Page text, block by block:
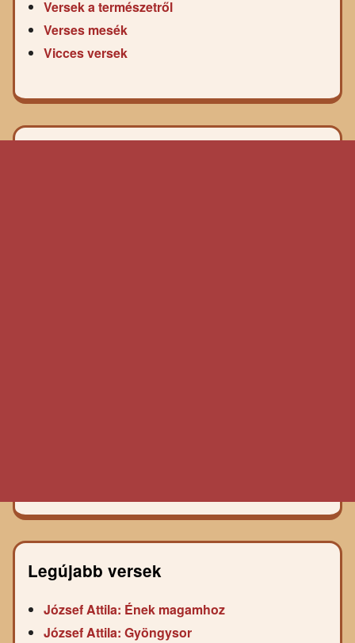
Versek a természetről
Verses mesék
Vicces versek
Legújabb versek
József Attila: Ének magamhoz
József Attila: Gyöngysor